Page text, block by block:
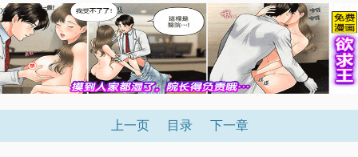
x
上一页 目录 下一章